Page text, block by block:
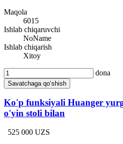
Maqola
6015
Ishlab chiqaruvchi
NoName
Ishlab chiqarish
Xitoy
dona
Savatchaga qo‘shish
Ko'p funksiyali Huanger
o'yin stoli bilan
525 000 UZS